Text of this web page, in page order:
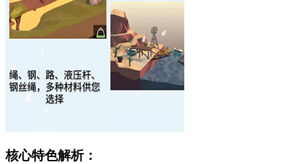
核心特色解析：